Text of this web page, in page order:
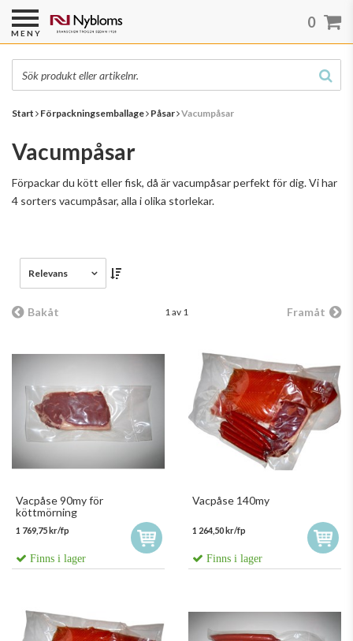
Start Förpackningsemballage Påsar Vacumpåsar
Vacumpåsar
Förpackar du kött eller fisk, då är vacumpåsar perfekt för dig. Vi har
4 sorters vacumpåsar, alla i olika storlekar.
Relevans
Bakåt 1 av 1 Framåt
Vacpåse 90my för
köttmörning
1 769,75 kr/fp
Finns i lager
Vacpåse 140my
1 264,50 kr/fp
Finns i lager
MENY
0